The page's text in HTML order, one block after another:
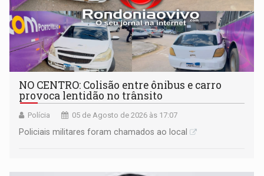
NO CENTRO: Colisão entre ônibus e carro
provoca lentidão no trânsito
Polícia 05 de Agosto de 2026 às 17:07
Policiais militares foram chamados ao local